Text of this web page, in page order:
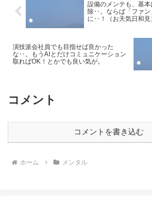
設備のメンテも、基
除‥。ならば「ファン
に‥！（お天気日和見
演技派会社員でも目指せば良かった
な‥。もうAIとだけコミュニケーション
取ればOK！とかでも良い気が。
コメント
コメントを書き込む
ホーム メンタル